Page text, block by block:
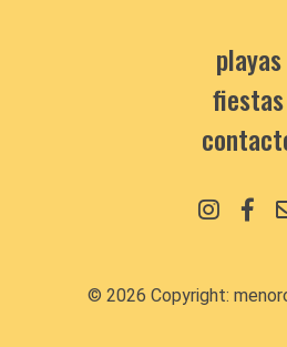
playas
fiestas
© 2026 Copyright: